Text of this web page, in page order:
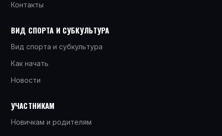
Контакты
ВИД СПОРТА И СУБКУЛЬТУРА
Вид спорта и субкультура
Как начать
Новости
УЧАСТНИКАМ
Новичкам и родителям